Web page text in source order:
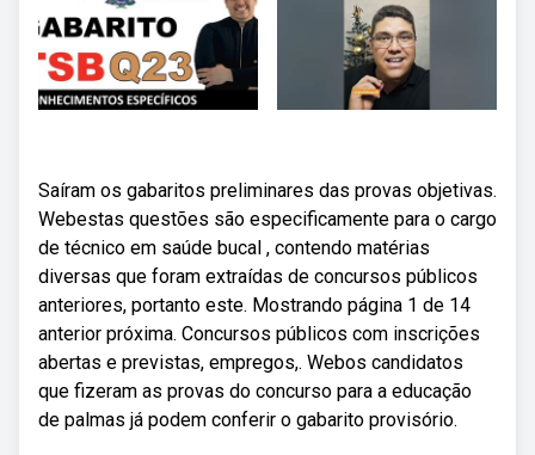
Saíram os gabaritos preliminares das provas objetivas.
Webestas questões são especificamente para o cargo
de técnico em saúde bucal , contendo matérias
diversas que foram extraídas de concursos públicos
anteriores, portanto este. Mostrando página 1 de 14
anterior próxima. Concursos públicos com inscrições
abertas e previstas, empregos,. Webos candidatos
que fizeram as provas do concurso para a educação
de palmas já podem conferir o gabarito provisório.